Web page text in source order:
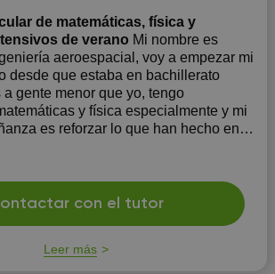
de matemáticas, física y
de verano Mi nombre es
aeroespacial, voy a empezar mi
desde que estaba en bachillerato
gente menor que yo, tengo
y física especialmente y mi
es reforzar lo que han hecho en
explicació...
con el tutor
Leer más